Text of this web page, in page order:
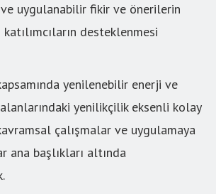
uygulanabilir fikir ve önerilerin
desteklenmesi
yenilenebilir enerji ve
yenilikçilik eksenli kolay
çalışmalar ve uygulamaya
ana başlıkları altında